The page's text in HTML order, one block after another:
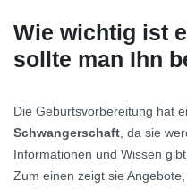
Wie wichtig ist
sollte man Ihn
Die Geburtsvorbereitung hat
Schwangerschaft, da sie
Informationen und Wissen
Zum einen zeigt sie